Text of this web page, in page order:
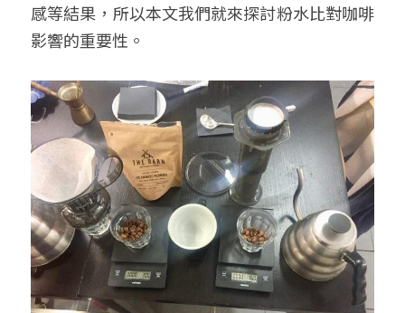
感等結果，所以本文我們就來探討粉水比對咖啡
影響的重要性。